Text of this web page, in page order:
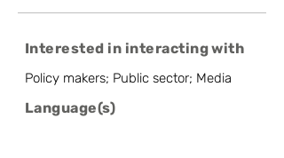
Interested in interacting with
Policy makers; Public sector; Media
Language(s)